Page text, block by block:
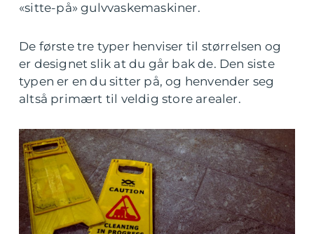
«sitte-på» gulvvaskemaskiner.
De første tre typer henviser til størrelsen og
er designet slik at du går bak de. Den siste
typen er en du sitter på, og henvender seg
altså primært til veldig store arealer.